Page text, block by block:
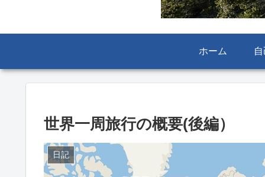
ホーム
世界一周旅行の概要(後編）
日記